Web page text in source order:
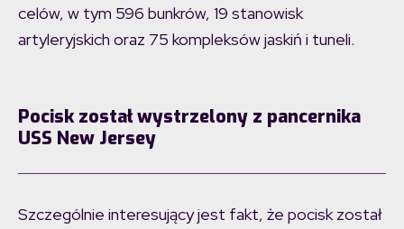
celów, w tym 596 bunkrów, 19 stanowisk
artyleryjskich oraz 75 kompleksów jaskiń i tuneli.
Pocisk został wystrzelony z pancernika
USS New Jersey
Szczególnie interesujący jest fakt, że pocisk został